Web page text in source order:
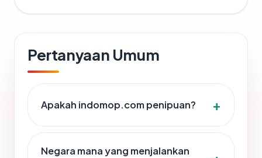
Pertanyaan Umum
Apakah indomop.com penipuan?
Negara mana yang menjalankan